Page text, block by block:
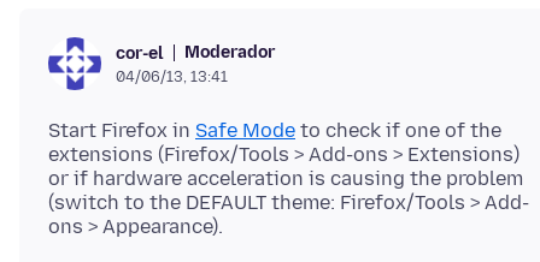
cor-el Moderador
04/06/13, 13:41
Start Firefox in Safe Mode to check if one of the
extensions (Firefox/Tools > Add-ons > Extensions)
or if hardware acceleration is causing the problem
(switch to the DEFAULT theme: Firefox/Tools > Add-